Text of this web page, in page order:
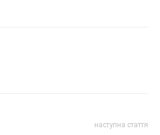
наступна стаття